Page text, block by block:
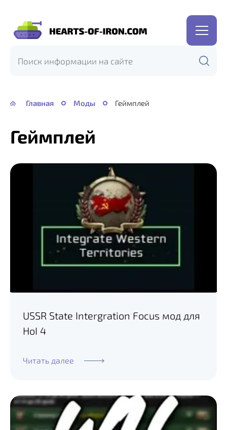
Hearts
Iron
Главная Моды Геймплей
Геймплей
USSR State Intergration Focus мод для
HoI 4
Читать далее